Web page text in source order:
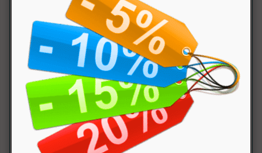
Be Gnocchi Konjac Fit
Bewheat
Gnocchi con farina di konjac: solo 28 kcal e 9,8 g di fibre
per 100 g. Senza glutine, vega...